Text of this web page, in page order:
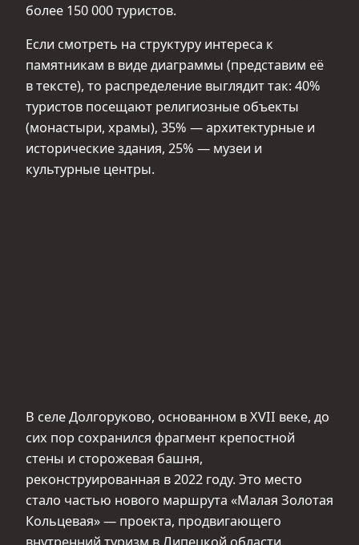
более 150 000 туристов.
Если смотреть на структуру интереса к
памятникам в виде диаграммы (представим её
в тексте), то распределение выглядит так: 40%
туристов посещают религиозные объекты
(монастыри, храмы), 35% — архитектурные и
исторические здания, 25% — музеи и
культурные центры.
В селе Долгоруково, основанном в XVII веке, до
сих пор сохранился фрагмент крепостной
стены и сторожевая башня,
реконструированная в 2022 году. Это место
стало частью нового маршрута «Малая Золотая
Кольцевая» — проекта, продвигающего